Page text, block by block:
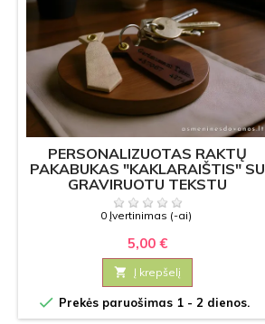
PERSONALIZUOTAS RAKTŲ
PAKABUKAS "KAKLARAIŠTIS" SU
GRAVIRUOTU TEKSTU
0 Įvertinimas (-ai)
5,00 €
 Į krepšelį
 Prekės paruošimas 1 - 2 dienos.